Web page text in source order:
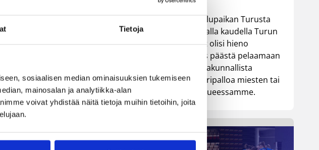
Tietoja
sosiaalisen median ominaisuuksien tukemiseen
mainosalan ja analytiikka-alan
voivat yhdistää näitä tietoja muihin tietoihin, joita
Saitko opiskelupaikan Turusta
tai asut tulevalla kaudella Turun
seudulla? Nyt olisi hieno
mahdollisuus päästä pelaamaan
aikuisten valtakunnallista
divisioona koripalloa miesten tai
naisten joukkueessamme.